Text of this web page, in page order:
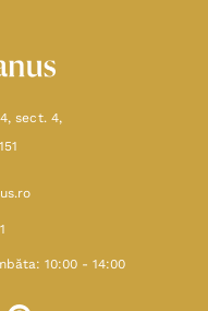
sect. 4,
10:00 - 14:00